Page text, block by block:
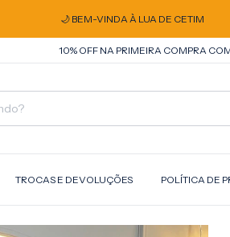
🌙 BEM-VINDA À LUA DE CETIM
10% OFF NA PRIMEIRA COMPRA COM
TROCAS E DEVOLUÇÕES POLÍTICA DE